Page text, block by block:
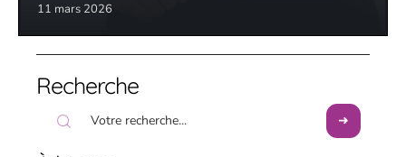
11 mars 2026
Recherche